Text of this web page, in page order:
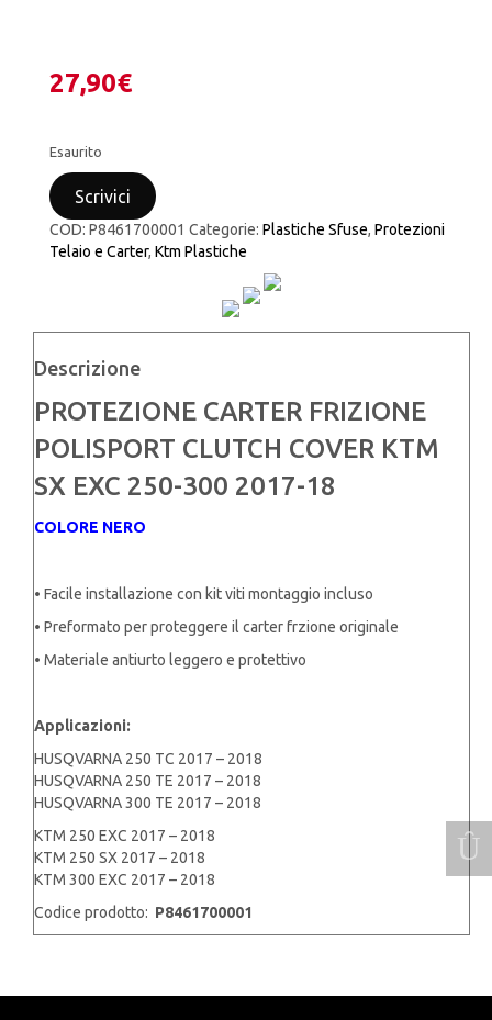
27,90€
Esaurito
Scrivici
COD: P8461700001 Categorie: Plastiche Sfuse, Protezioni
Telaio e Carter, Ktm Plastiche
Descrizione
PROTEZIONE CARTER FRIZIONE
POLISPORT CLUTCH COVER KTM
SX EXC 250-300 2017-18
COLORE NERO
• Facile installazione con kit viti montaggio incluso
• Preformato per proteggere il carter frzione originale
• Materiale antiurto leggero e protettivo
Applicazioni:
HUSQVARNA 250 TC 2017 – 2018
HUSQVARNA 250 TE 2017 – 2018
HUSQVARNA 300 TE 2017 – 2018
KTM 250 EXC 2017 – 2018
KTM 250 SX 2017 – 2018
KTM 300 EXC 2017 – 2018
Codice prodotto: P8461700001